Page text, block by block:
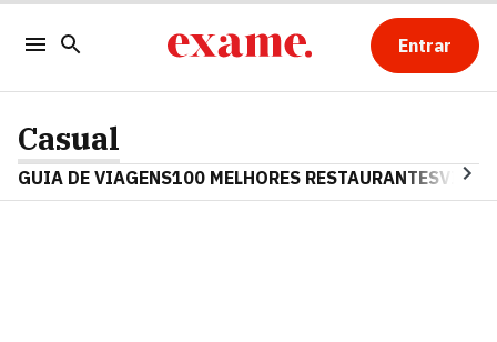
Entrar
Casual
GUIA DE VIAGENS100 MELHORES RESTAURANTES